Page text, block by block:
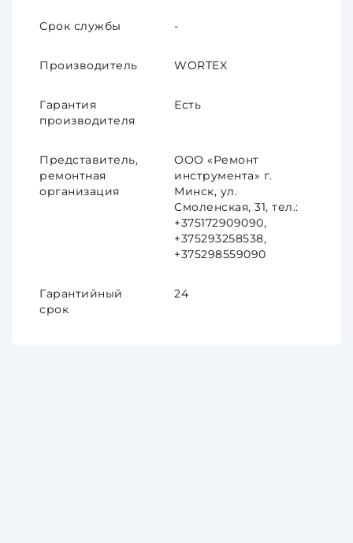
Срок службы -
Производитель WORTEX
Гарантия
производителя
Есть
Представитель,
ремонтная
организация
ООО «Ремонт
инструмента» г.
Минск, ул.
Смоленская, 31, тел.:
+375172909090,
+375293258538,
+375298559090
Гарантийный
срок
24